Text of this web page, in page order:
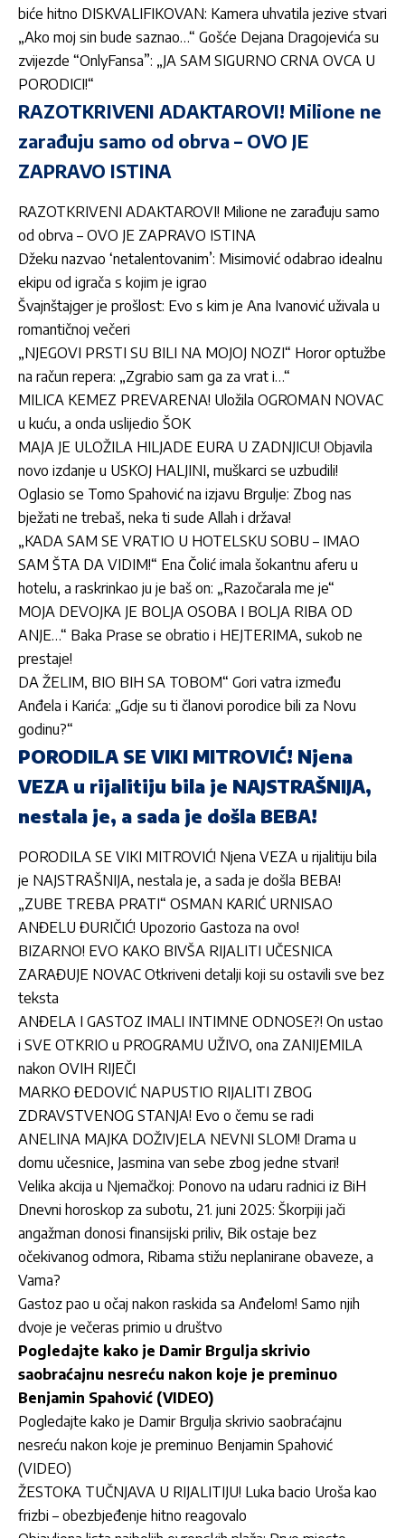
biće hitno DISKVALIFIKOVAN: Kamera uhvatila jezive stvari
„Ako moj sin bude saznao…“ Gošće Dejana Dragojevića su
zvijezde “OnlyFansa”: „JA SAM SIGURNO CRNA OVCA U
PORODICI!“
RAZOTKRIVENI ADAKTAROVI! Milione ne
zarađuju samo od obrva – OVO JE
ZAPRAVO ISTINA
RAZOTKRIVENI ADAKTAROVI! Milione ne zarađuju samo
od obrva – OVO JE ZAPRAVO ISTINA
Džeku nazvao ‘netalentovanim’: Misimović odabrao idealnu
ekipu od igrača s kojim je igrao
Švajnštajger je prošlost: Evo s kim je Ana Ivanović uživala u
romantičnoj večeri
„NJEGOVI PRSTI SU BILI NA MOJOJ NOZI“ Horor optužbe
na račun repera: „Zgrabio sam ga za vrat i…“
MILICA KEMEZ PREVARENA! Uložila OGROMAN NOVAC
u kuću, a onda uslijedio ŠOK
MAJA JE ULOŽILA HILJADE EURA U ZADNJICU! Objavila
novo izdanje u USKOJ HALJINI, muškarci se uzbudili!
Oglasio se Tomo Spahović na izjavu Brgulje: Zbog nas
bježati ne trebaš, neka ti sude Allah i država!
„KADA SAM SE VRATIO U HOTELSKU SOBU – IMAO
SAM ŠTA DA VIDIM!“ Ena Čolić imala šokantnu aferu u
hotelu, a raskrinkao ju je baš on: „Razočarala me je“
MOJA DEVOJKA JE BOLJA OSOBA I BOLJA RIBA OD
ANJE…“ Baka Prase se obratio i HEJTERIMA, sukob ne
prestaje!
DA ŽELIM, BIO BIH SA TOBOM“ Gori vatra između
Anđela i Karića: „Gdje su ti članovi porodice bili za Novu
godinu?“
PORODILA SE VIKI MITROVIĆ! Njena
VEZA u rijalitiju bila je NAJSTRAŠNIJA,
nestala je, a sada je došla BEBA!
PORODILA SE VIKI MITROVIĆ! Njena VEZA u rijalitiju bila
je NAJSTRAŠNIJA, nestala je, a sada je došla BEBA!
„ZUBE TREBA PRATI“ OSMAN KARIĆ URNISAO
ANĐELU ĐURIČIĆ! Upozorio Gastoza na ovo!
BIZARNO! EVO KAKO BIVŠA RIJALITI UČESNICA
ZARAĐUJE NOVAC Otkriveni detalji koji su ostavili sve bez
teksta
ANĐELA I GASTOZ IMALI INTIMNE ODNOSE?! On ustao
i SVE OTKRIO u PROGRAMU UŽIVO, ona ZANIJEMILA
nakon OVIH RIJEČI
MARKO ĐEDOVIĆ NAPUSTIO RIJALITI ZBOG
ZDRAVSTVENOG STANJA! Evo o čemu se radi
ANELINA MAJKA DOŽIVJELA NEVNI SLOM! Drama u
domu učesnice, Jasmina van sebe zbog jedne stvari!
Velika akcija u Njemačkoj: Ponovo na udaru radnici iz BiH
Dnevni horoskop za subotu, 21. juni 2025: Škorpiji jači
angažman donosi finansijski priliv, Bik ostaje bez
očekivanog odmora, Ribama stižu neplanirane obaveze, a
Vama?
Gastoz pao u očaj nakon raskida sa Anđelom! Samo njih
dvoje je večeras primio u društvo
Pogledajte kako je Damir Brgulja skrivio
saobraćajnu nesreću nakon koje je preminuo
Benjamin Spahović (VIDEO)
Pogledajte kako je Damir Brgulja skrivio saobraćajnu
nesreću nakon koje je preminuo Benjamin Spahović
(VIDEO)
ŽESTOKA TUČNJAVA U RIJALITIJU! Luka bacio Uroša kao
frizbi – obezbjeđenje hitno reagovalo